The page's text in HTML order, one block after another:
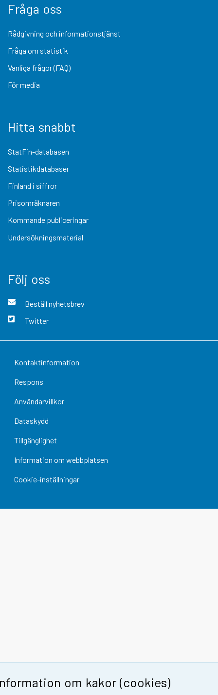
om kakor (cookies)
Fråga oss
Rådgivning och informationstjänst
Fråga om statistik
Vanliga frågor (FAQ)
För media
Hitta snabbt
StatFin-databasen
Statistikdatabaser
Finland i siffror
Prisomräknaren
Kommande publiceringar
Undersökningsmaterial
Följ oss
Beställ nyhetsbrev
Twitter
Kontaktinformation
Respons
Användarvillkor
Dataskydd
Tillgänglighet
Information om webbplatsen
Cookie-inställningar